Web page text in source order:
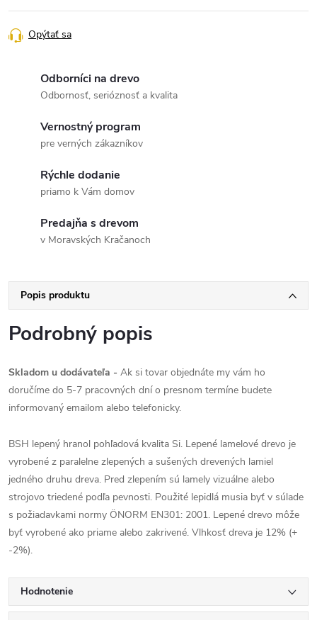
Opýtať sa
Odborníci na drevo
Odbornosť, serióznosť a kvalita
Vernostný program
pre verných zákazníkov
Rýchle dodanie
priamo k Vám domov
Predajňa s drevom
v Moravských Kračanoch
Popis produktu
Podrobný popis
Skladom u dodávateľa - Ak si tovar objednáte my vám ho
doručíme do 5-7 pracovných dní o presnom termíne budete
informovaný emailom alebo telefonicky.
BSH lepený hranol pohľadová kvalita Si. Lepené lamelové drevo je
vyrobené z paralelne zlepených a sušených drevených lamiel
jedného druhu dreva. Pred zlepením sú lamely vizuálne alebo
strojovo triedené podľa pevnosti. Použité lepidlá musia byť v súlade
s požiadavkami normy ÖNORM EN301: 2001. Lepené drevo môže
byť vyrobené ako priame alebo zakrivené. Vlhkosť dreva je 12% (+
-2%).
Hodnotenie